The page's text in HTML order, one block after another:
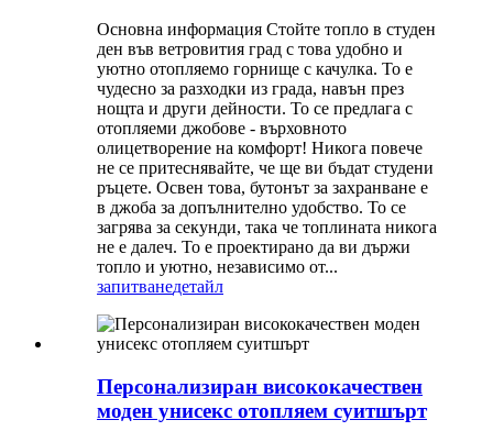
Основна информация Стойте топло в студен
ден във ветровития град с това удобно и
уютно отопляемо горнище с качулка. То е
чудесно за разходки из града, навън през
нощта и други дейности. То се предлага с
отопляеми джобове - върховното
олицетворение на комфорт! Никога повече
не се притеснявайте, че ще ви бъдат студени
ръцете. Освен това, бутонът за захранване е
в джоба за допълнително удобство. То се
загрява за секунди, така че топлината никога
не е далеч. То е проектирано да ви държи
топло и уютно, независимо от...
запитванедетайл
Персонализиран висококачествен
моден унисекс отопляем суитшърт